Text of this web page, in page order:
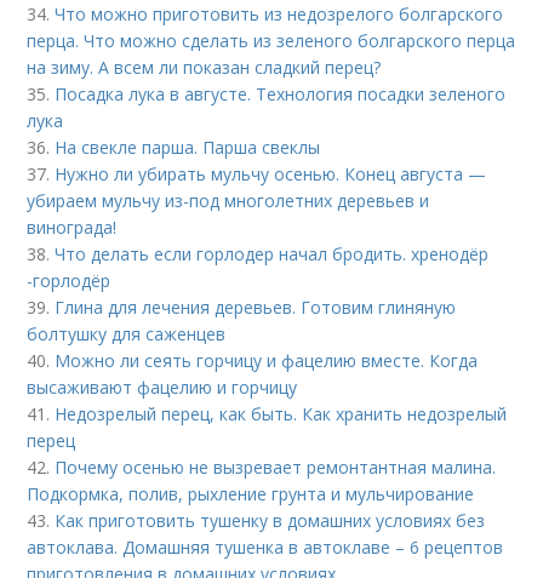
34.Что можно приготовить из недозрелого болгарского
перца. Что можно сделать из зеленого болгарского перца
на зиму. А всем ли показан сладкий перец?
35. Посадка лука в августе. Технология посадки зеленого
лука
36. На свекле парша. Парша свеклы
37. Нужно ли убирать мульчу осенью. Конец августа —
убираем мульчу из-под многолетних деревьев и
винограда!
38.Что делать если горлодер начал бродить. хренодёр
-горлодёр
39. Глина для лечения деревьев. Готовим глиняную
болтушку для саженцев
40. Можно ли сеять горчицу и фацелию вместе. Когда
высаживают фацелию и горчицу
41. Недозрелый перец, как быть. Как хранить недозрелый
перец
42. Почему осенью не вызревает ремонтантная малина.
Подкормка, полив, рыхление грунта и мульчирование
43. Как приготовить тушенку в домашних условиях без
автоклава. Домашняя тушенка в автоклаве – 6 рецептов